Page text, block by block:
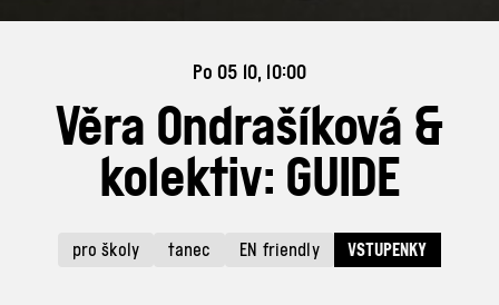
Po 05 10, 10:00
Věra Ondrašíková &
kolektiv: GUIDE
pro školy tanec EN friendly VSTUPENKY